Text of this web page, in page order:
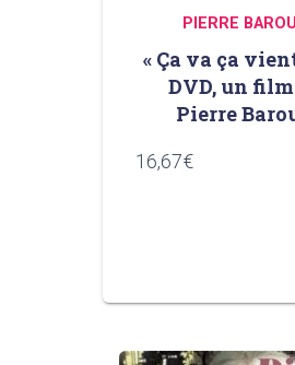
PIERRE
« Ça va ça
DVD, un
Pierre
16,67€